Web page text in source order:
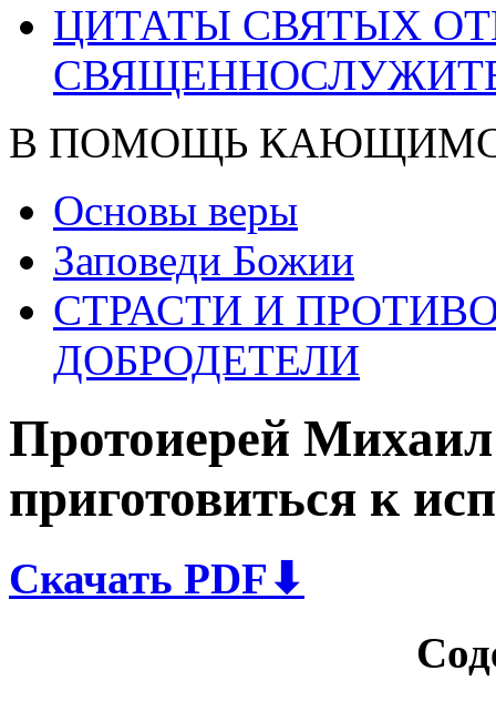
ЦИТАТЫ СВЯТЫХ
В ПОМОЩЬ
Основы веры
Заповеди Божии
СТРАСТИ И
ДОБРОДЕТЕЛИ
Протоиерей
приготовиться к
Скачать PDF⬇